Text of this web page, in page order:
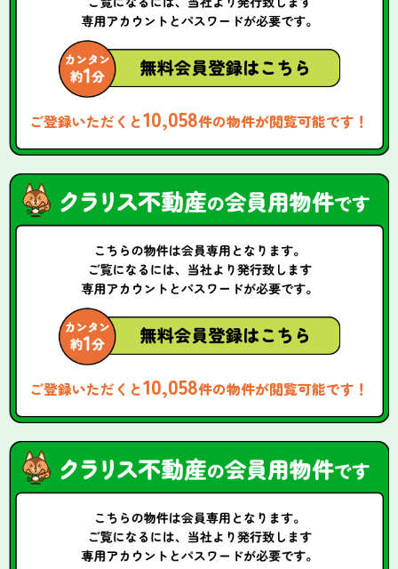
ご登録いただくと10,058件の物件が閲覧可能です！
ご登録いただくと10,058件の物件が閲覧可能です！